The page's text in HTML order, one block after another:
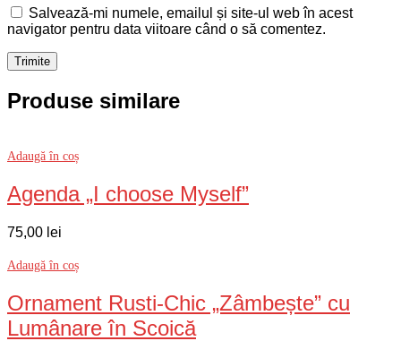
Salvează-mi numele, emailul și site-ul web în acest
navigator pentru data viitoare când o să comentez.
Produse similare
Adaugă în coș
Agenda „I choose Myself”
75,00 lei
Adaugă în coș
Ornament Rusti-Chic „Zâmbește” cu
Lumânare în Scoică